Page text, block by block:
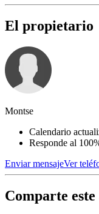
El propietario
Montse
Calendario
Responde al
Enviar mensajeVer
Comparte